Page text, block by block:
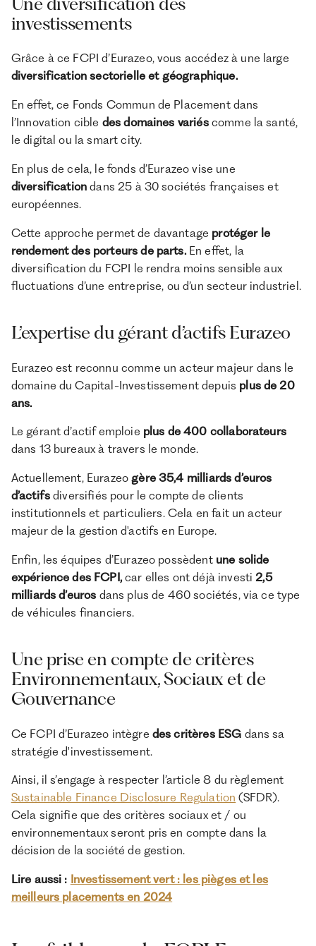
investissements
Grâce à ce FCPI d’Eurazeo, vous accédez à une large
diversification sectorielle et géographique.
En effet, ce Fonds Commun de Placement dans
l’Innovation cible des domaines variés comme la santé,
le digital ou la smart city.
En plus de cela, le fonds d’Eurazeo vise une
diversificationdans 25 à 30 sociétés françaises et
européennes.
Cette approche permet de davantage protéger le
rendement des porteurs de parts.En effet, la
diversification du FCPI le rendra moins sensible aux
fluctuations d’une entreprise, ou d’un secteur industriel.
L’expertise du gérant d’actifs Eurazeo
Eurazeo est reconnu comme un acteur majeur dans le
domaine du Capital-Investissement depuis plus de 20
ans.
Le gérant d’actif emploie plus de 400 collaborateurs
dans 13 bureaux à travers le monde.
Actuellement, Eurazeogère 35,4 milliards d’euros
d’actifs diversifiés pour le compte de clients
institutionnels et particuliers. Cela en fait un acteur
majeur de la gestion d'actifs en Europe.
Enfin, les équipes d’Eurazeo possèdent une solide
expérience des FCPI,car elles ont déjà investi 2,5
milliards d’euros dans plus de 460 sociétés, via ce type
de véhicules financiers.
Une prise en compte de critères
Environnementaux, Sociaux et de
Gouvernance
Ce FCPI d’Eurazeo intègre des critères ESG dans sa
stratégie d'investissement.
Ainsi, il s’engage à respecter l’article 8 du règlement
Sustainable Finance Disclosure Regulation (SFDR).
Cela signifie que des critères sociaux et / ou
environnementaux seront pris en compte dans la
décision de la société de gestion.
Lire aussi : Investissement vert : les pièges et les
meilleurs placements en 2024